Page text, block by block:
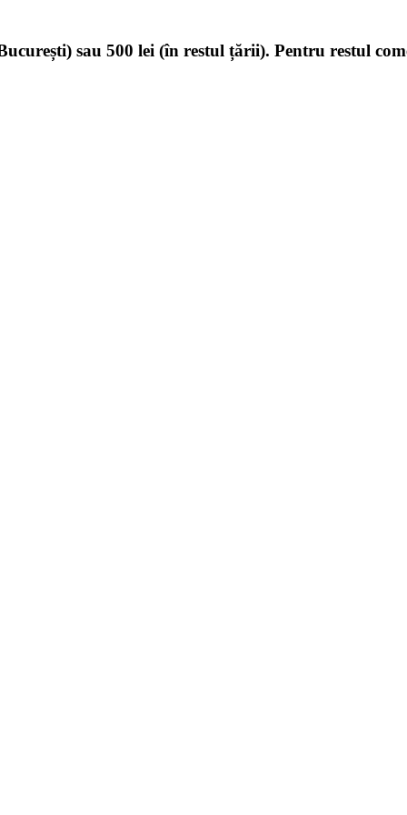
sau 500 lei (în restul țării). Pentru restul